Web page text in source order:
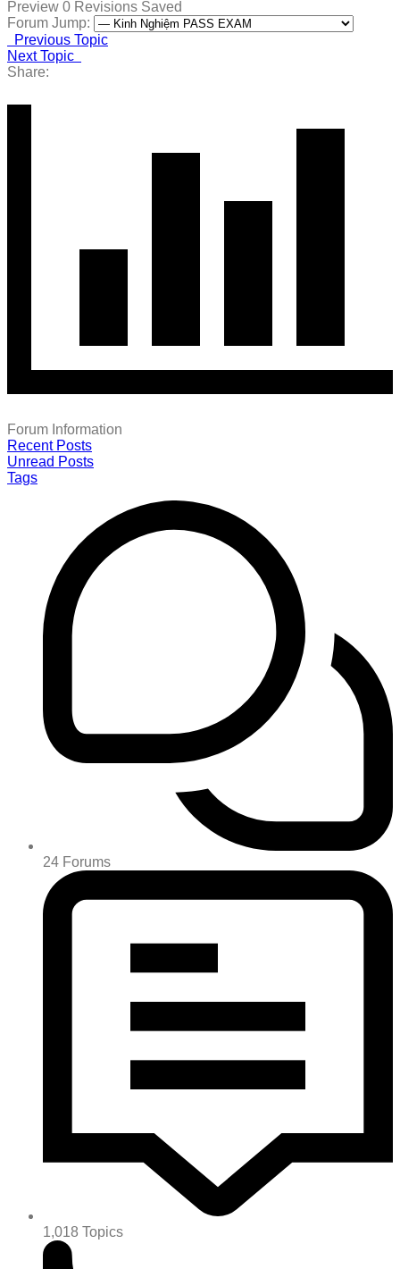
Preview 0 Revisions Saved
Forum Jump:
Previous Topic
Next Topic
Share:
Forum Information
Recent Posts
Unread Posts
Tags
24 Forums
1,018 Topics